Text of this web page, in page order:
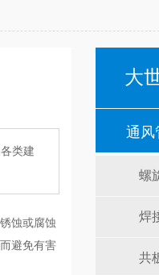
类建
蚀或腐蚀
避免有害
大
通风
螺
焊
共